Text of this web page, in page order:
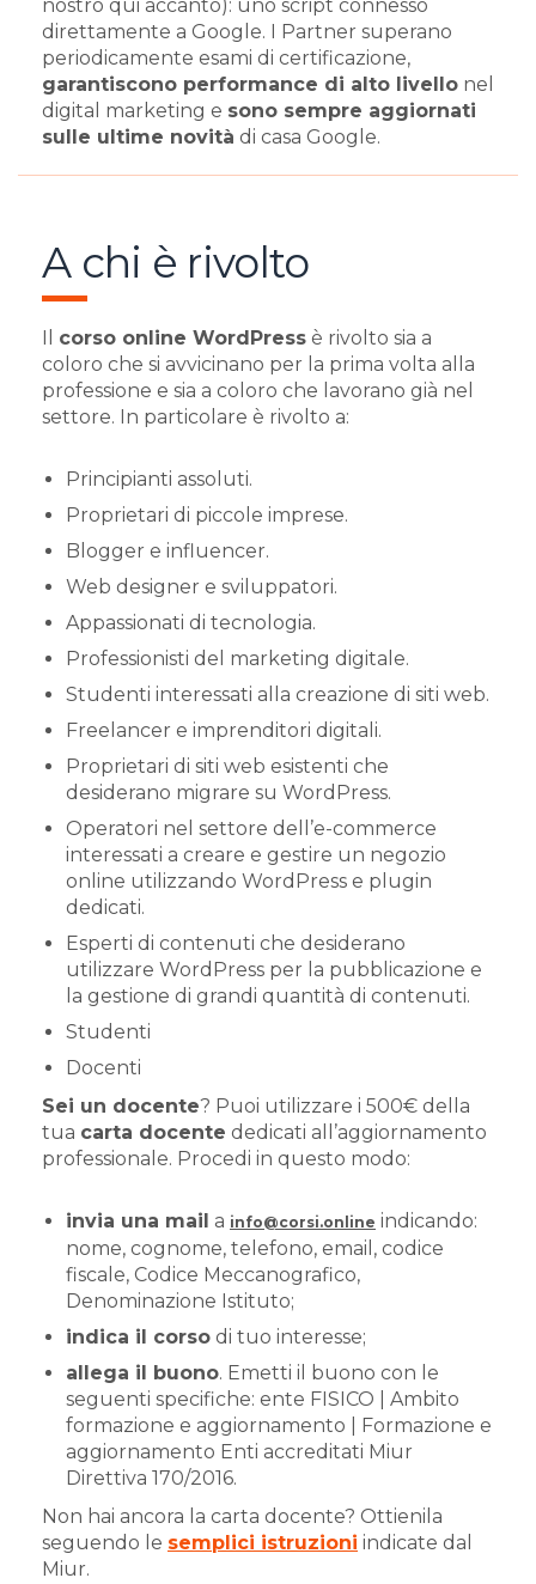
nostro qui accanto): uno script connesso
direttamente a Google. I Partner superano
periodicamente esami di certificazione,
garantiscono performance di alto livello nel
digital marketing e sono sempre aggiornati
sulle ultime novità di casa Google.
A chi è rivolto
corso online WordPress è rivolto sia a
coloro che si avvicinano per la prima volta alla
professione e sia a coloro che lavorano già nel
settore. In particolare è rivolto a:
Principianti assoluti.
Proprietari di piccole imprese.
Blogger e influencer.
Web designer e sviluppatori.
Appassionati di tecnologia.
Professionisti del marketing digitale.
Studenti interessati alla creazione di siti web.
Freelancer e imprenditori digitali.
Proprietari di siti web esistenti che
desiderano migrare su WordPress.
Operatori nel settore dell’e-commerce
interessati a creare e gestire un negozio
online utilizzando WordPress e plugin
dedicati.
Esperti di contenuti che desiderano
utilizzare WordPress per la pubblicazione e
la gestione di grandi quantità di contenuti.
Studenti
Docenti
Sei un docente? Puoi utilizzare i 500€ della
tua carta docente dedicati all’aggiornamento
professionale. Procedi in questo modo:
invia una mail a info@corsi.online indicando:
nome, cognome, telefono, email, codice
fiscale, Codice Meccanografico,
Denominazione Istituto;
indica il corso di tuo interesse;
allega il buono. Emetti il buono con le
seguenti specifiche: ente FISICO | Ambito
formazione e aggiornamento | Formazione e
aggiornamento Enti accreditati Miur
Direttiva 170/2016.
Non hai ancora la carta docente? Ottienila
seguendo le semplici istruzioni indicate dal
Miur.